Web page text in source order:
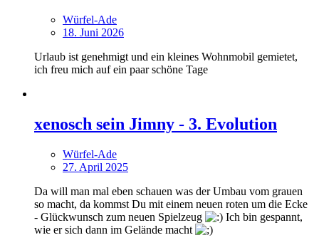
Würfel-Ade
18. Juni 2026
Urlaub ist genehmigt und ein kleines Wohnmobil gemietet,
ich freu mich auf ein paar schöne Tage
xenosch sein Jimny - 3. Evolution
Würfel-Ade
27. April 2025
Da will man mal eben schauen was der Umbau vom grauen
so macht, da kommst Du mit einem neuen roten um die Ecke
- Glückwunsch zum neuen Spielzeug
Ich bin gespannt,
wie er sich dann im Gelände macht